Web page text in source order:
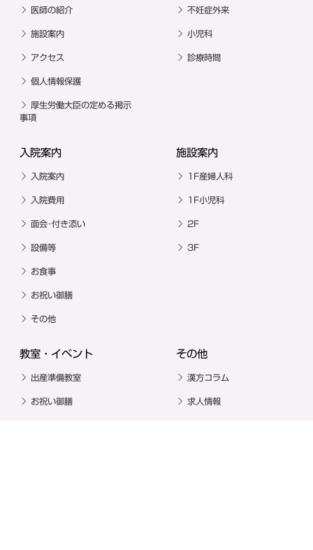
医師の紹介
施設案内
アクセス
個人情報保護
厚生労働大臣の定める掲示
事項
不妊症外来
小児科
診療時間
入院案内
入院案内
入院費用
面会･付き添い
設備等
お食事
お祝い御膳
その他
施設案内
1F産婦人科
1F小児科
2F
3F
教室・イベント
出産準備教室
お祝い御膳
その他
漢方コラム
求人情報